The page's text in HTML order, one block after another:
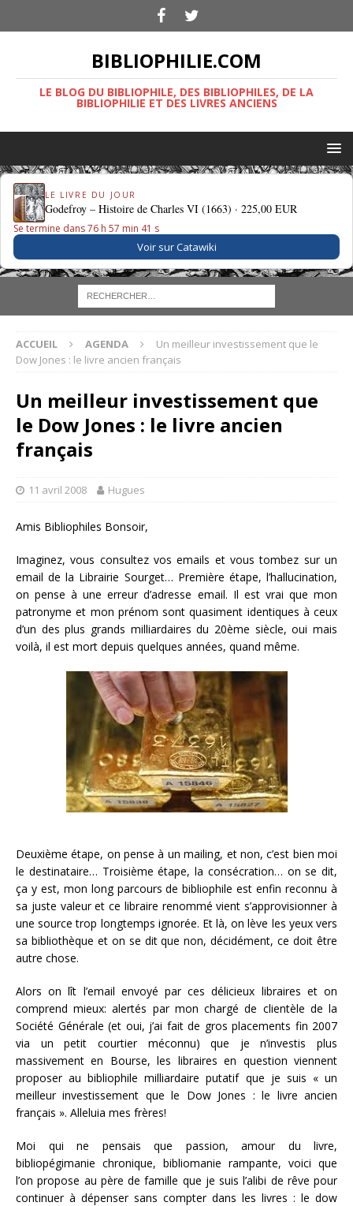
BIBLIOPHILIE.COM
LE BLOG DU BIBLIOPHILE, DES BIBLIOPHILES, DE LA
BIBLIOPHILIE ET DES LIVRES ANCIENS
LE LIVRE DU JOUR
Godefroy – Histoire de Charles VI (1663) ·225,00 EUR
Se termine dans 76 h 57 min 40 s
Voir sur Catawiki
ACCUEIL AGENDA
Un meilleur investissement que le
Dow Jones : le livre ancien français
Un meilleur investissement que
le Dow Jones : le livre ancien
français
11 avril 2008 Hugues
Amis Bibliophiles Bonsoir,
Imaginez, vous consultez vos emails et vous tombez sur un
email de la Librairie Sourget… Première étape, l’hallucination,
on pense à une erreur d’adresse email. Il est vrai que mon
patronyme et mon prénom sont quasiment identiques à ceux
d’un des plus grands milliardaires du 20ème siècle, oui mais
voilà, il est mort depuis quelques années, quand même.
Deuxième étape, on pense à un mailing, et non, c’est bien moi
le destinataire… Troisième étape, la consécration… on se dit,
ça y est, mon long parcours de bibliophile est enfin reconnu à
sa juste valeur et ce libraire renommé vient s’approvisionner à
une source trop longtemps ignorée. Et là, on lève les yeux vers
sa bibliothèque et on se dit que non, décidément, ce doit être
autre chose.
Alors on lît l’email envoyé par ces délicieux libraires et on
comprend mieux: alertés par mon chargé de clientèle de la
Société Générale (et oui, j’ai fait de gros placements fin 2007
via un petit courtier méconnu) que je n’investis plus
massivement en Bourse, les libraires en question viennent
proposer au bibliophile milliardaire putatif que je suis « un
meilleur investissement que le Dow Jones : le livre ancien
français ». Alleluia mes frères!
Moi qui ne pensais que passion, amour du livre,
bibliopégimanie chronique, bibliomanie rampante, voici que
l’on propose au père de famille que je suis l’alibi de rêve pour
continuer à dépenser sans compter dans les livres : le dow